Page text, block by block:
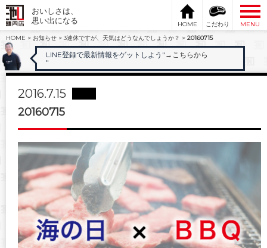
おいしさは、
思い出になる
HOME こだわり
MENU
HOME > お知らせ > 3連休ですが、天気はどうなんでしょうか？ > 20160715
LINE登録で最新情報をゲットしよう" →こちらから
"
2016.7.15
20160715